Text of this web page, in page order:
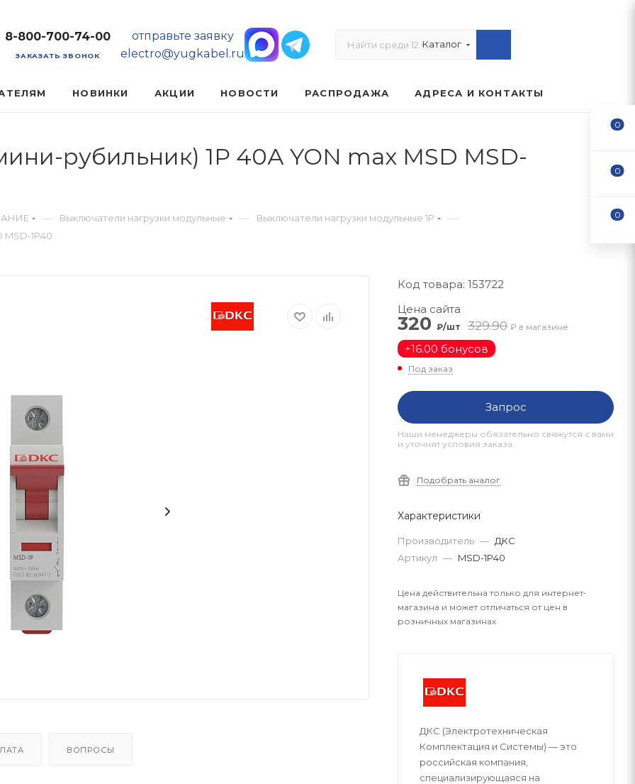
8-800-700-74-00
ЗАКАЗАТЬ ЗВОНОК
отправьте заявку
electro@yugkabel.ru
Каталог
НОВИНКИ АКЦИИ НОВОСТИ РАСПРОДАЖА АДРЕСА И КОНТАКТЫ
рубильник) 1Р 40А YON max MSD MSD-
— Выключатели нагрузки модульные — Выключатели нагрузки модульные 1P —
MSD-1P40
ВОПРОСЫ
Код товара: 153722
Цена сайта
320 ₽/шт 329.90 ₽ в магазине
+16.00 бонусов
Под заказ
Запрос
Наши менеджеры обязательно свяжутся с вами
и уточнят условия заказа
Подобрать аналог
Характеристики
Производитель — ДКС
Артикул — MSD-1P40
Цена действительна только для интернет-
магазина и может отличаться от цен в
розничных магазинах
ДКС (Электротехническая
Комплектация и Системы) — это
российская компания,
специализирующаяся на
0
0
0